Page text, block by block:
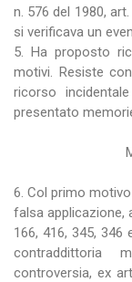
n. 576 del 1980,
si verificava un
5. Ha proposto
motivi. Resiste
ricorso
presentato
6. Col primo
falsa applicazione,
166, 416, 345,
contraddittoria
controversia, ex